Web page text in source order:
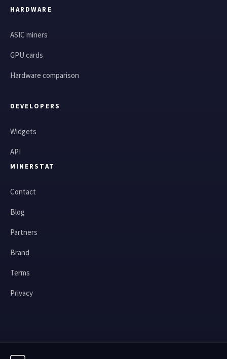
HARDWARE
ASIC miners
GPU cards
Hardware comparison
DEVELOPERS
Widgets
API
MINERSTAT
Contact
Blog
Partners
Brand
Terms
Privacy